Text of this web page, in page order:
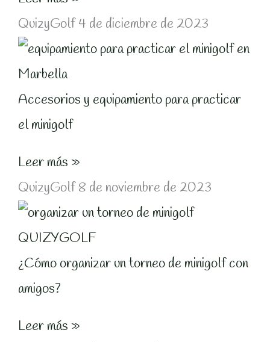
QuizyGolf4 de diciembre de 2023
Accesorios y equipamiento para practicar
el minigolf
Leer más »
QuizyGolf8 de noviembre de 2023
¿Cómo organizar un torneo de minigolf con
amigos?
Leer más »